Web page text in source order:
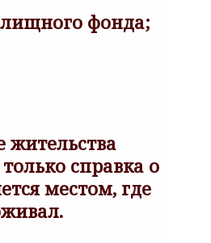
фонда;
жительства
справка о
местом, где